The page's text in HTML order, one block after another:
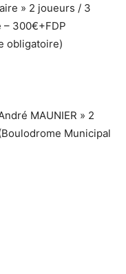
» 2 joueurs / 3
– 300€+FDP
obligatoire)
MAUNIER » 2
Municipal